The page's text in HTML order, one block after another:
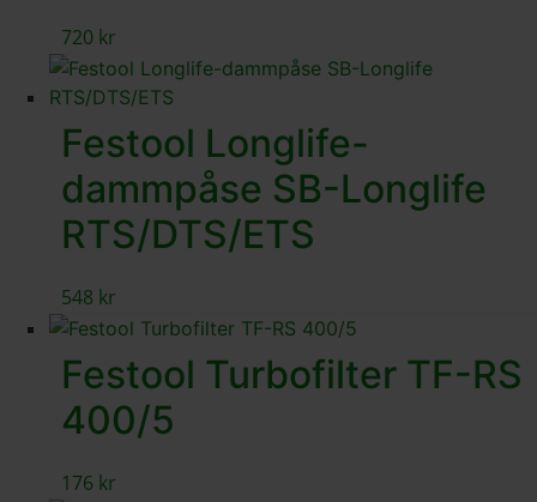
720 kr
Festool Longlife-
dammpåse SB-Longlife
RTS/DTS/ETS
548 kr
Festool Turbofilter TF-RS
400/5
176 kr